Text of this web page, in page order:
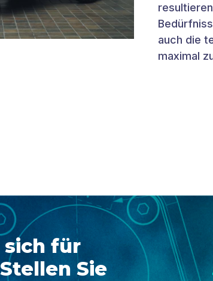
auch die
maximal
sich für
Sie